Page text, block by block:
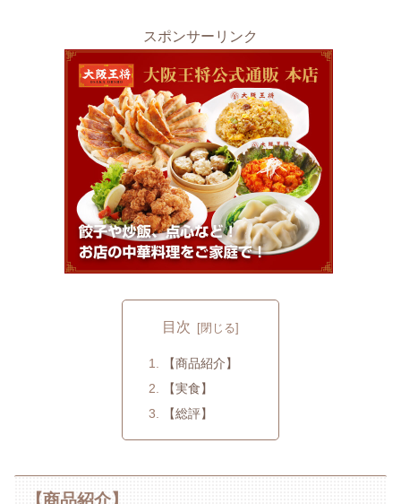
スポンサーリンク
目次
【商品紹介】
【実食】
【総評】
【商品紹介】